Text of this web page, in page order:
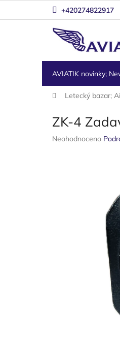
+420274822917
AVIATIK novinky;
Letecký bazar;
ZK-4
Průměrné
Neohodnoceno